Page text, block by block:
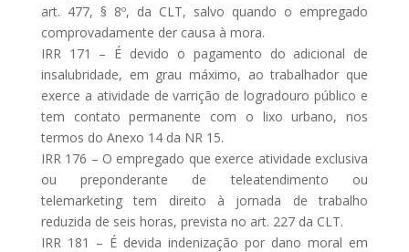
art. 477, § 8º, da CLT, salvo quando o empregado
comprovadamente der causa à mora.
IRR 171 – É devido o pagamento do adicional de
insalubridade, em grau máximo, ao trabalhador que
exerce a atividade de varrição de logradouro público e
tem contato permanente com o lixo urbano, nos
termos do Anexo 14 da NR 15.
IRR 176 – O empregado que exerce atividade exclusiva
ou preponderante de teleatendimento ou
telemarketing tem direito à jornada de trabalho
reduzida de seis horas, prevista no art. 227 da CLT.
IRR 181 – É devida indenização por dano moral em